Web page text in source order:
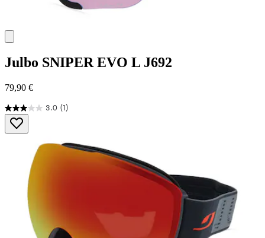
Julbo SNIPER EVO L J692
79,90 €
3.0 (1)
3.0
von
5
Bewertung